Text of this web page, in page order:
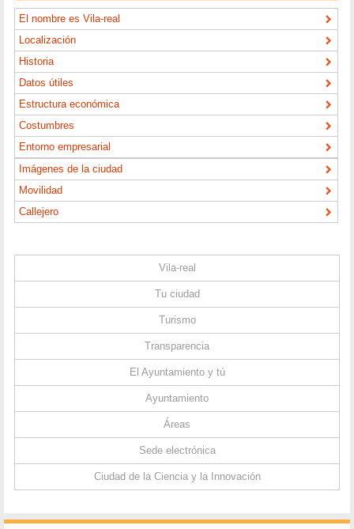
El nombre es Vila-real
Localización
Historia
Datos útiles
Estructura económica
Costumbres
Entorno empresarial
Imágenes de la ciudad
Movilidad
Callejero
Vila-real
Tu ciudad
Turismo
Transparencia
El Ayuntamiento y tú
Ayuntamiento
Áreas
Sede electrónica
Ciudad de la Ciencia y la Innovación